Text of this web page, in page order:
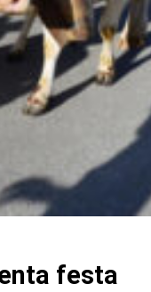
festa